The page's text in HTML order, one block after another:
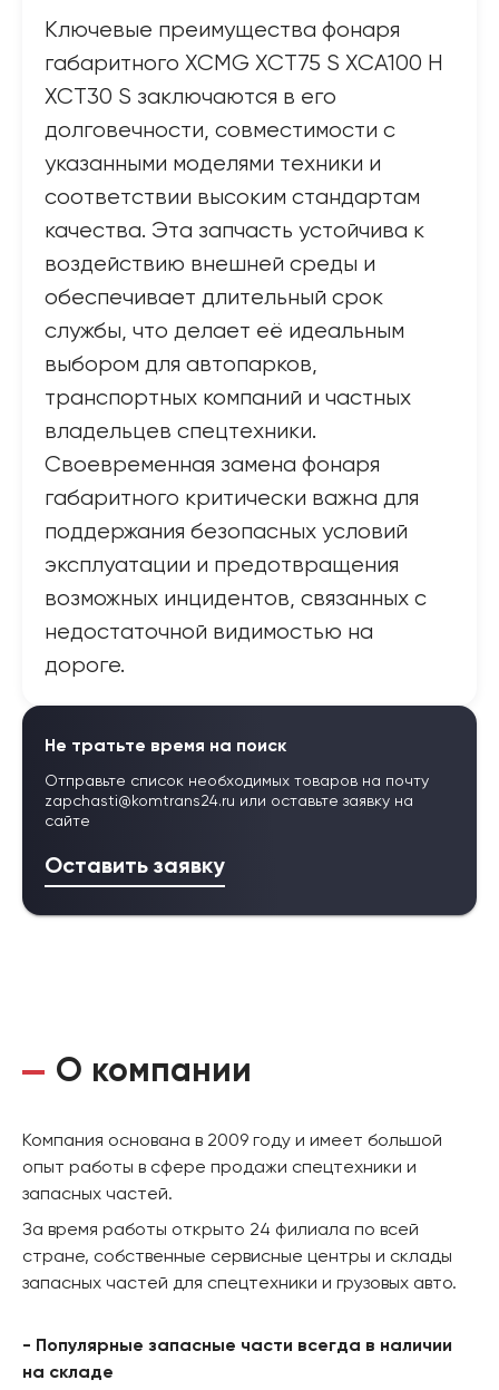
Ключевые преимущества фонаря
габаритного XCMG XCT75 S XCA100 H
XCT30 S заключаются в его
долговечности, совместимости с
указанными моделями техники и
соответствии высоким стандартам
качества. Эта запчасть устойчива к
воздействию внешней среды и
обеспечивает длительный срок
службы, что делает её идеальным
выбором для автопарков,
транспортных компаний и частных
владельцев спецтехники.
Своевременная замена фонаря
габаритного критически важна для
поддержания безопасных условий
эксплуатации и предотвращения
возможных инцидентов, связанных с
недостаточной видимостью на
дороге.
Не тратьте время на поиск
Отправьте список необходимых товаров на почту
zapchasti@komtrans24.ru или оставьте заявку на
сайте
Оставить заявку
О компании
Компания основана в 2009 году и имеет большой
опыт работы в сфере продажи спецтехники и
запасных частей.
За время работы открыто 24 филиала по всей
стране, собственные сервисные центры и склады
запасных частей для спецтехники и грузовых авто.
- Популярные запасные части всегда в наличии
на складе